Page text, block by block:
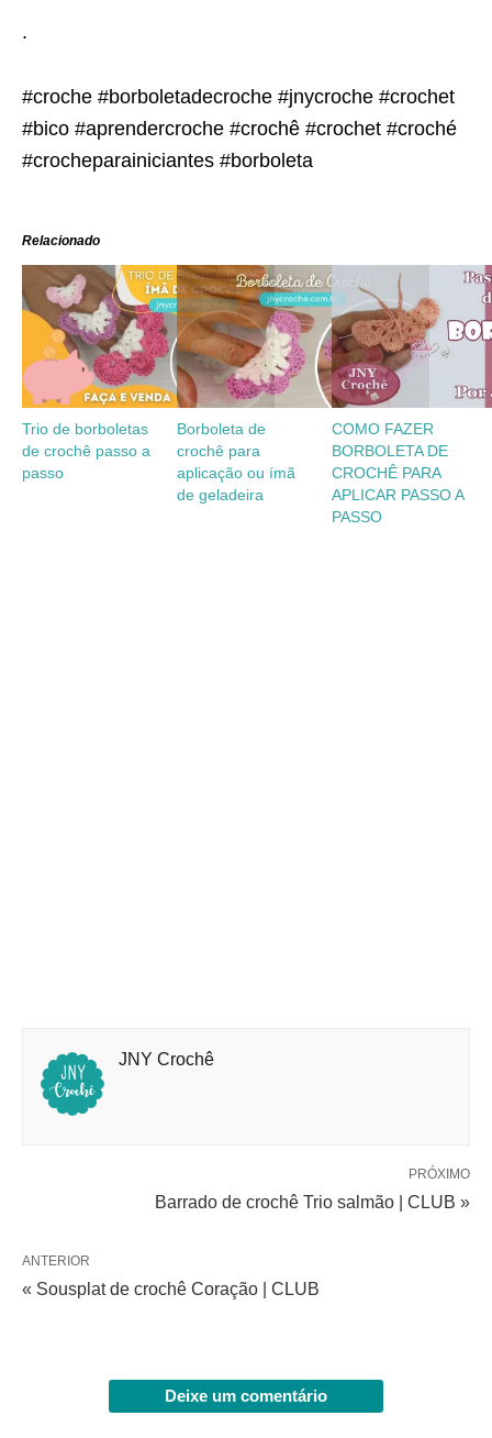
.
#croche #borboletadecroche #jnycroche #crochet
#bico #aprendercroche #crochê #crochet #croché
#crocheparainiciantes #borboleta
Relacionado
Trio de borboletas
de crochê passo a
passo
Borboleta de
crochê para
aplicação ou ímã
de geladeira
COMO FAZER
BORBOLETA DE
CROCHÊ PARA
APLICAR PASSO A
PASSO
JNY Crochê
PRÓXIMO
Barrado de crochê Trio salmão | CLUB »
ANTERIOR
« Sousplat de crochê Coração | CLUB
Deixe um comentário